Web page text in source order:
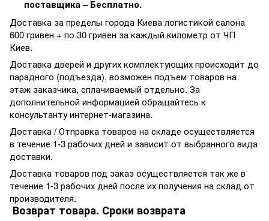
поставщика – Бесплатно.
Доставка за пределы города Киева логистикой салона
600 гривен + по 30 гривен за каждый километр от ЧП
Киев.
Доставка дверей и других комплектующих происходит до
парадного (подъезда), возможен подъем товаров на
этаж заказчика, сплачиваемый отдельно. За
дополнительной информацией обращайтесь к
консультанту интернет-магазина.
Доставка / Отправка товаров на складе осуществляется
в течение 1-3 рабочих дней и зависит от выбранного вида
доставки.
Доставка товаров под заказ осуществляется так же в
течение 1-3 рабочих дней после их получения на склад от
производителя.
Возврат товара. Сроки возврата